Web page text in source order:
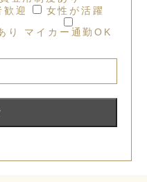
歓迎
女性が活躍
り マイカー通勤OK